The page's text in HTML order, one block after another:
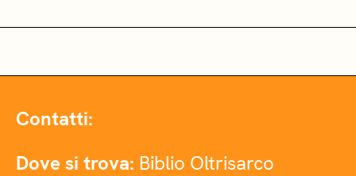
Contatti:
Dove si trova: Biblio Oltrisarco